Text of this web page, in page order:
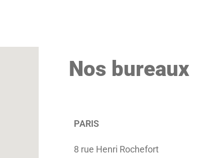
Nos bureaux
PARIS
8 rue Henri Rochefort